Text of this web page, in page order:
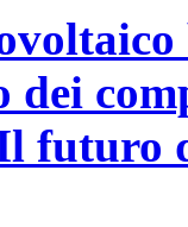
dei
futuro